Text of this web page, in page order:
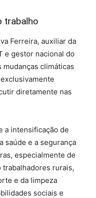
trabalho
Ferreira, auxiliar da
e gestor nacional do
mudanças climáticas
diretamente nas
a intensificação de
saúde e a segurança
especialmente de
trabalhadores rurais,
e da limpeza
sociais e